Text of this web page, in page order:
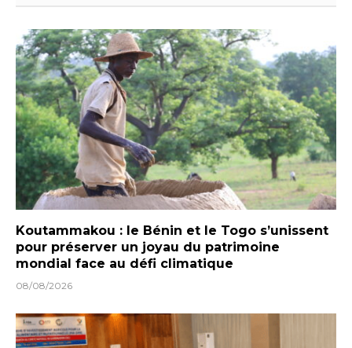
Koutammakou : le Bénin et le Togo s’unissent
pour préserver un joyau du patrimoine
mondial face au défi climatique
08/08/2026